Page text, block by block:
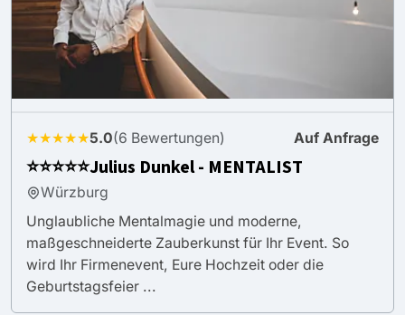
★★★★★5.0(6 Bewertungen) Auf Anfrage
⭐️⭐️⭐️⭐️⭐️Julius Dunkel - MENTALIST
Würzburg
Unglaubliche Mentalmagie und moderne,
maßgeschneiderte Zauberkunst für Ihr Event. So
wird Ihr Firmenevent, Eure Hochzeit oder die
Geburtstagsfeier ...